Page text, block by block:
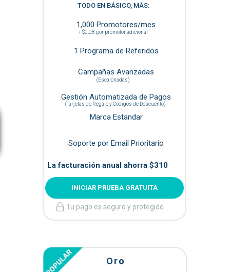
TODO EN BÁSICO, MÁS:
Oro
1,000 Promotores/mes
1 Programa de Referidos
Campañas Avanzadas
Gestión Automatizada de Pagos
Marca Estandar
La facturación anual ahorra$310
Tu pago es seguro y protegido
INICIAR PRUEBA GRATUITA
(Escalonadas)
Soporte por Email Prioritario
(Tarjetas de Regalo y Códigos de Descuento)
+ $0.08 por promotor adicional